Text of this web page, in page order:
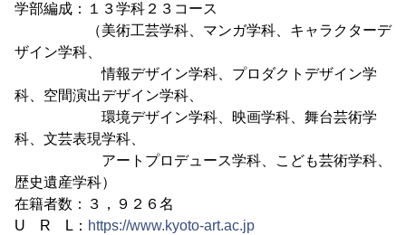
学部編成：１３学科２３コース
（美術工芸学科、マンガ学科、キャラクターデ
ザイン学科、
情報デザイン学科、プロダクトデザイン学
科、空間演出デザイン学科、
環境デザイン学科、映画学科、舞台芸術学
科、文芸表現学科、
アートプロデュース学科、こども芸術学科、
歴史遺産学科）
在籍者数：３，９２６名
U R L： https://www.kyoto-art.ac.jp